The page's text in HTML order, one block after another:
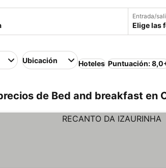
Entrada/
Elige las
Ubicación Hoteles Puntuación:
de Bed and breakfast en